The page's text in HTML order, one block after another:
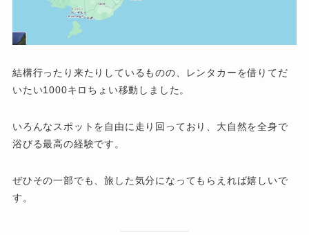
結構行ったり来たりしているものの、レンタカーを借りてだ
いたい1000キロちょい移動しました。
いろんなスポットを自由に走り回っており、大自然を全身で
浴びる最高の経験です。
ぜひその一部でも、旅した気分になってもらえれば嬉しいで
す。